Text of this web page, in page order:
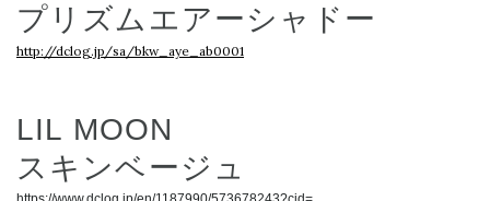
プリズムエアーシャドー
http://dclog.jp/sa/bkw_aye_ab0001
LIL MOON
スキンベージュ